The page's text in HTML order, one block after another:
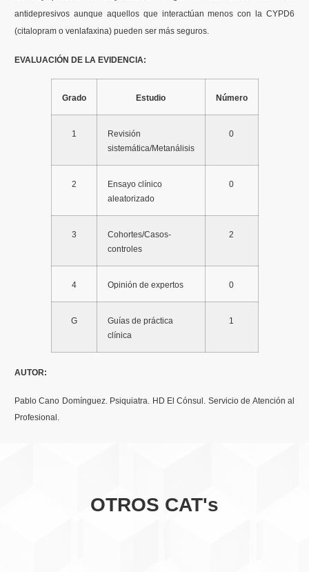
antidepresivos aunque aquellos que interactúan menos con la CYPD6
(citalopram o venlafaxina) pueden ser más seguros.
EVALUACIÓN DE LA EVIDENCIA:
Grado Estudio Número
1
Revisión
sistemática/Metanálisis
0
2
Ensayo clínico
aleatorizado
0
3
Cohortes/Casos-
controles
2
4 Opinión de expertos 0
G
Guías de práctica
clínica
1
AUTOR:
Pablo Cano Domínguez. Psiquiatra. HD El Cónsul. Servicio de Atención al
Profesional.
OTROS CAT's